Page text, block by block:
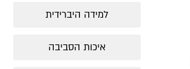
למידה היברידית
איכות הסביבה